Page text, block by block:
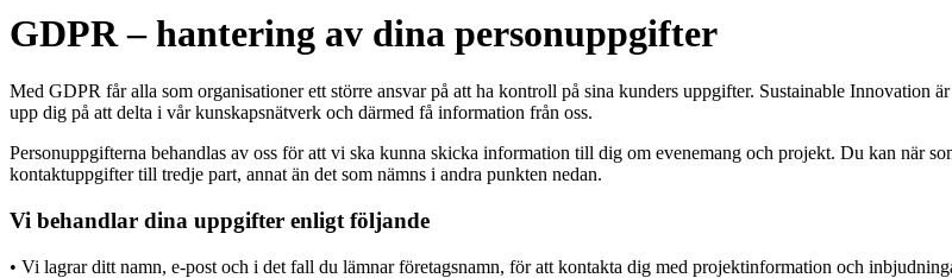
GDPR – hantering av dina personuppgifter
Med GDPR får alla som organisationer ett större ansvar på att ha kontroll på sina kunders uppgifter. Sustainable Innovation
upp dig på att delta i vår kunskapsnätverk och därmed få information från oss.
Personuppgifterna behandlas av oss för att vi ska kunna skicka information till dig om evenemang och projekt. Du kan när
kontaktuppgifter till tredje part, annat än det som nämns i andra punkten nedan.
Vi behandlar dina uppgifter enligt följande
• Vi lagrar ditt namn, e-post och i det fall du lämnar företagsnamn, för att kontakta dig med projektinformation och